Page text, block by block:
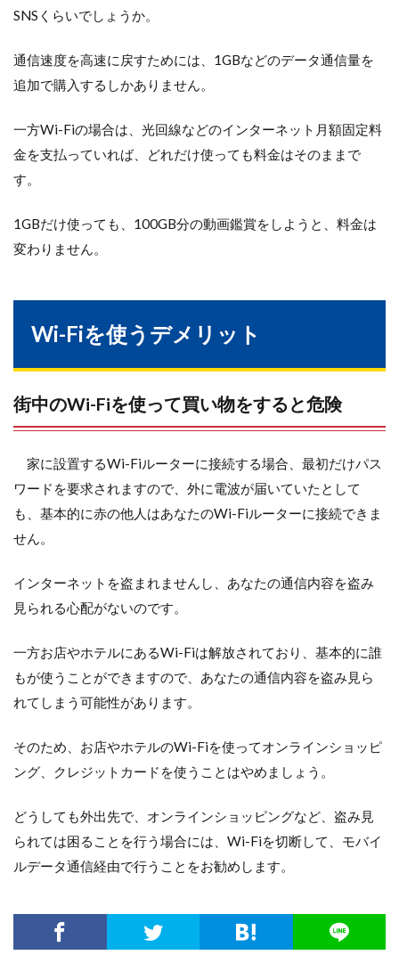
SNSくらいでしょうか。
通信速度を高速に戻すためには、1GBなどのデータ通信量を
追加で購入するしかありません。
一方Wi-Fiの場合は、光回線などのインターネット月額固定料
金を支払っていれば、どれだけ使っても料金はそのままで
す。
1GBだけ使っても、100GB分の動画鑑賞をしようと、料金は
変わりません。
Wi-Fiを使うデメリット
街中のWi-Fiを使って買い物をすると危険
家に設置するWi-Fiルーターに接続する場合、最初だけパス
ワードを要求されますので、外に電波が届いていたとして
も、基本的に赤の他人はあなたのWi-Fiルーターに接続できま
せん。
インターネットを盗まれませんし、あなたの通信内容を盗み
見られる心配がないのです。
一方お店やホテルにあるWi-Fiは解放されており、基本的に誰
もが使うことができますので、あなたの通信内容を盗み見ら
れてしまう可能性があります。
そのため、お店やホテルのWi-Fiを使ってオンラインショッピ
ング、クレジットカードを使うことはやめましょう。
どうしても外出先で、オンラインショッピングなど、盗み見
られては困ることを行う場合には、Wi-Fiを切断して、モバイ
ルデータ通信経由で行うことをお勧めします。